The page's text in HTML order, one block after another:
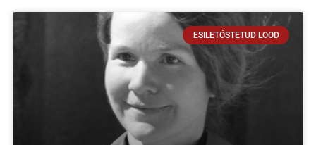
ESILETÕSTETUD LOOD